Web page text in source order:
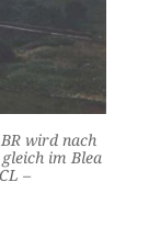
wird nach
im Blea
–